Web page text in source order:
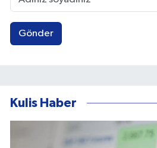
Gönder
Kulis Haber